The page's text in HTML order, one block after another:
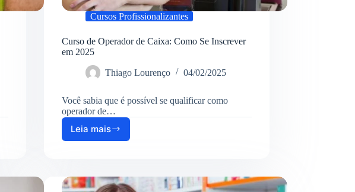
Cursos Profissionalizantes
Curso de Operador de Caixa: Como Se Inscrever
em 2025
Thiago Lourenço 04/02/2025
Você sabia que é possível se qualificar como
operador de…
Leia mais
Curso
de
Caixa: